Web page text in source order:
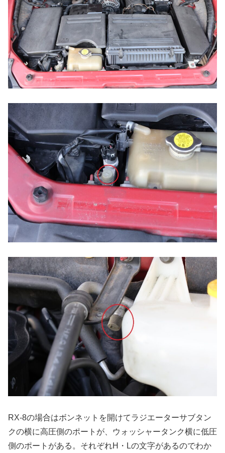
RX-8の場合はボンネットを開けてラジエーターサブタン
クの横に高圧側のポートが、ウォッシャータンク横に低圧
側のポートがある。それぞれH・Lの文字があるのでわか